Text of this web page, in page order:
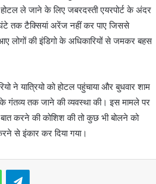
ले जाने के लिए जबरदस्ती एयरपोर्ट के अंदर
तक टैक्सियां अरेंज नहीं कर पाए जिससे
लोगों की इंडिगो के अधिकारियों से जमकर बहस
ने यात्रियो को होटल पहुंचाया और बुधवार शाम
तक जाने की व्यवस्था की। इस मामले पर
करने की कोशिश की तो कुछ भी बोलने को
से इंकार कर दिया गया।
WhatsAppTelegram